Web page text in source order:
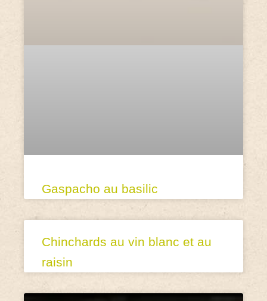
Gaspacho au basilic
Chinchards au vin blanc et au
raisin